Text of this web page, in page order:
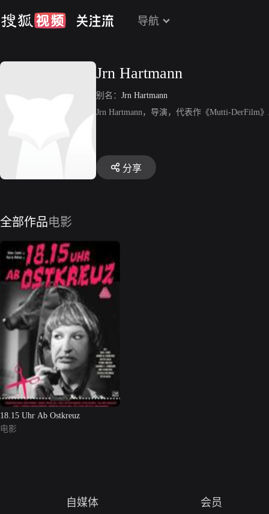
导航
Jrn Hartmann
别名： Jrn Hartmann
Jrn Hartmann，导演，代表作《Mutti-DerFilm
分享
全部作品电影
18.15 Uhr Ab Ostkreuz
电影
自媒体 会员